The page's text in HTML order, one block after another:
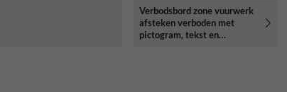
Verbodsbord zone vuurwerk
afsteken verboden met
pictogram, tekst en